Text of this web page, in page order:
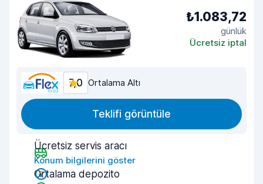
₺1.083,72
günlük
Ücretsiz iptal
7,0 Ortalama Altı
Teklifi görüntüle
Ücretsiz servis aracı
Konum bilgilerini göster
Ortalama depozito